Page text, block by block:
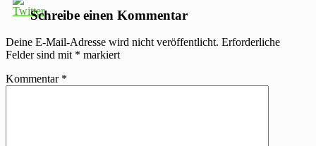
Schreibe einen Kommentar
Deine E-Mail-Adresse wird nicht veröffentlicht. Erforderliche
Felder sind mit * markiert
Kommentar *